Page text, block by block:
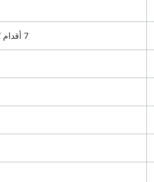
7 أقدام / 8 أقدام / 10 أقدام (2.13m / 2.44m / 3.05m)